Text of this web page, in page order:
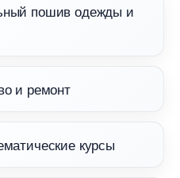
пошив одежды и
и ремонт
курсы